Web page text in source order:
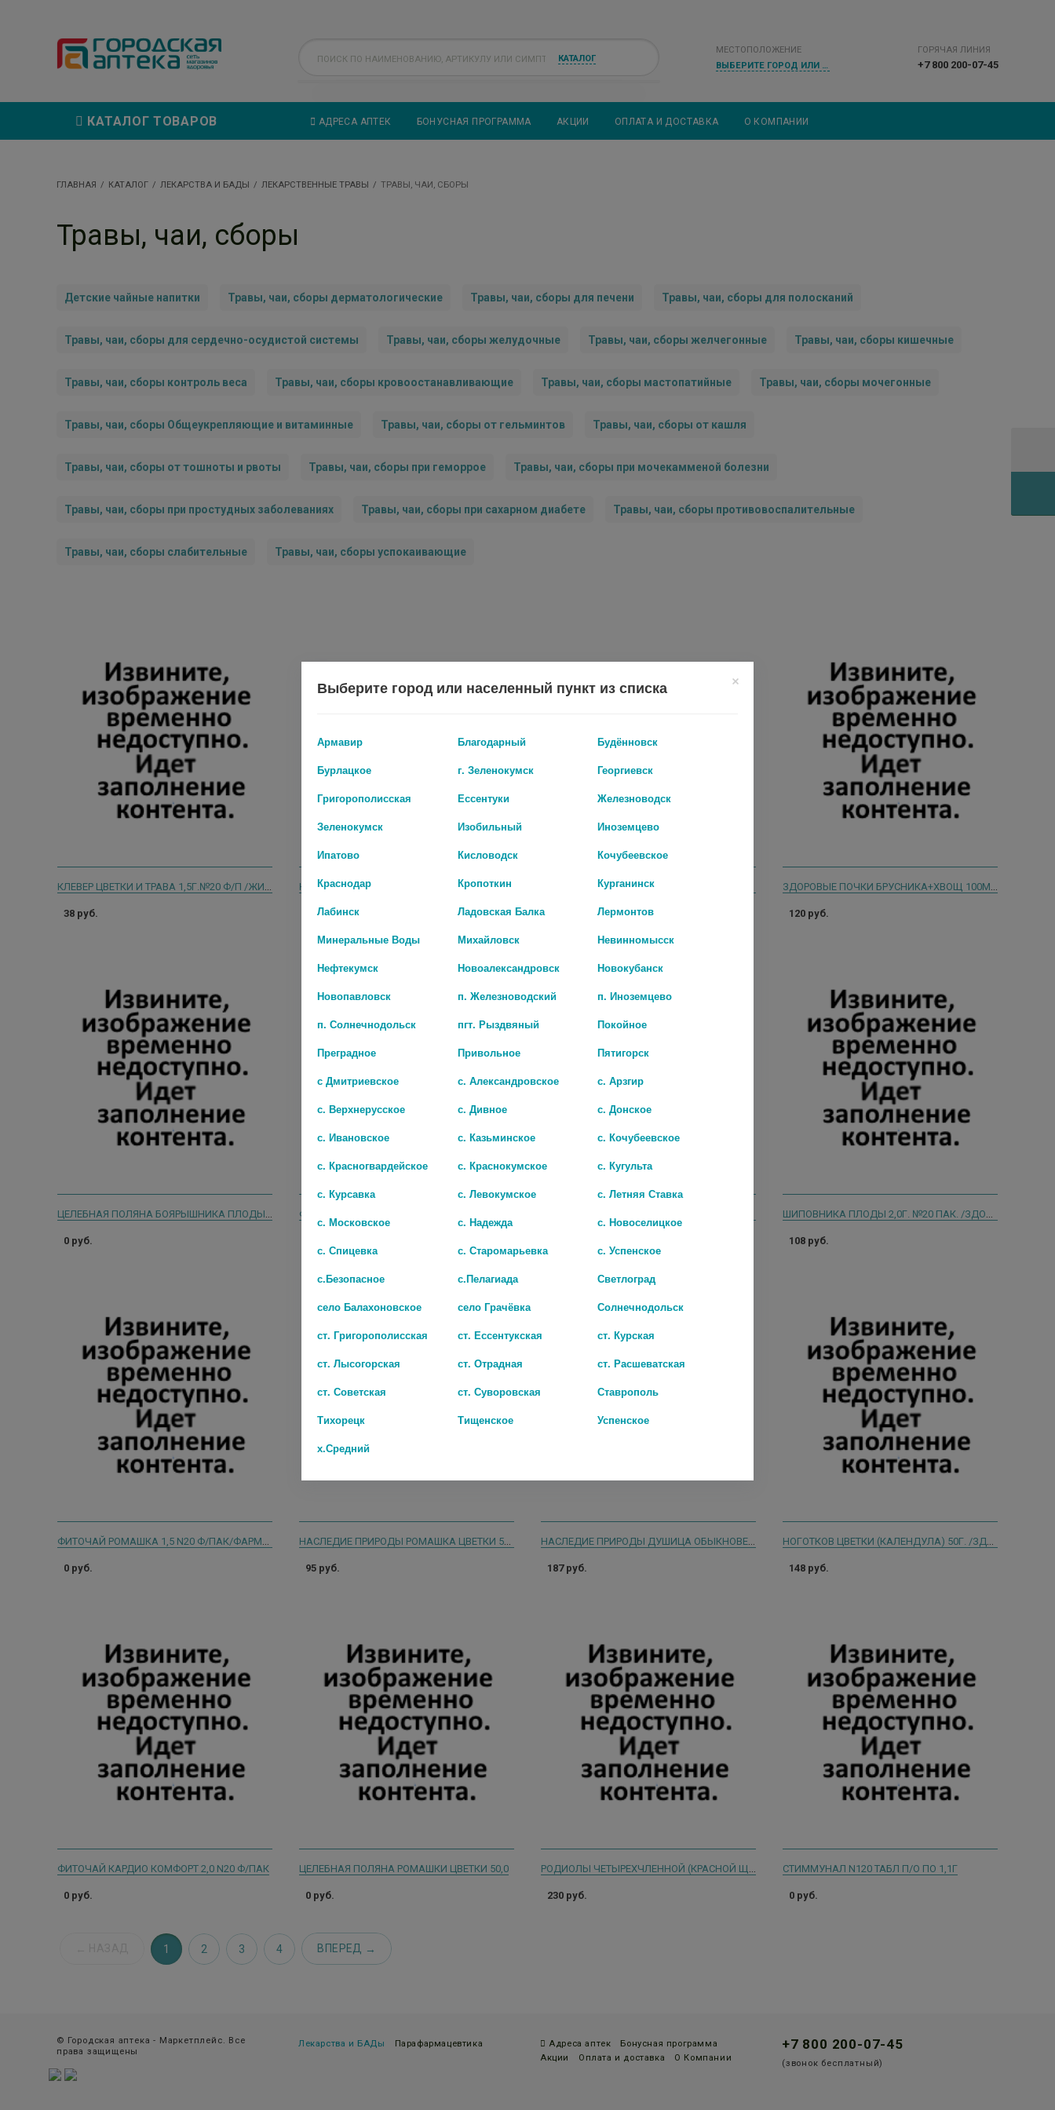
КАТАЛОГ
МЕСТОПОЛОЖЕНИЕ
ВЫБЕРИТЕ ГОРОД ИЛИ НАСЕЛЕННЫЙ ПУНКТ
ГОРЯЧАЯ ЛИНИЯ
+7 800 200-07-45
АДРЕСА АПТЕК БОНУСНАЯ ПРОГРАММА АКЦИИ ОПЛАТА И ДОСТАВКА О КОМПАНИИ
КАТАЛОГ ТОВАРОВ
ГЛАВНАЯ КАТАЛОГ ЛЕКАРСТВА И БАДЫ ЛЕКАРСТВЕННЫЕ ТРАВЫ ТРАВЫ, ЧАИ, СБОРЫ
Травы, чаи, сборы
Детские чайные напитки Травы, чаи, сборы дерматологические Травы, чаи, сборы для печени Травы, чаи, сборы для полосканий
Травы, чаи, сборы для сердечно-осудистой системы Травы, чаи, сборы желудочные Травы, чаи, сборы желчегонные Травы, чаи, сборы кишечные
Травы, чаи, сборы контроль веса Травы, чаи, сборы кровоостанавливающие Травы, чаи, сборы мастопатийные Травы, чаи, сборы мочегонные
Травы, чаи, сборы Общеукрепляющие и витаминные Травы, чаи, сборы от гельминтов Травы, чаи, сборы от кашля
Травы, чаи, сборы от тошноты и рвоты Травы, чаи, сборы при геморрое Травы, чаи, сборы при мочекамменой болезни
Травы, чаи, сборы при простудных заболеваниях Травы, чаи, сборы при сахарном диабете Травы, чаи, сборы противовоспалительные
Травы, чаи, сборы слабительные Травы, чаи, сборы успокаивающие
КЛЕВЕР ЦВЕТКИ И ТРАВА 1,5Г.№20 Ф/П /ЖИВОЙ ИСТОЧНИК ХЕРБЕС/
38 руб.
КЛЕВЕР ЛУГОВОЙ 50Г. ТРАВА /ЖИВОЙ ИСТОЧНИК ХЕРБЕС/
36 руб.
ЗДОРОВЫЕ ПОЧКИ БРУСНИКА+ХВОЩ 100МГ. №40 ТАБ.
120 руб.
ЦЕЛЕБНАЯ ПОЛЯНА БОЯРЫШНИКА ПЛОДЫ 100Г.
0 руб.
ШИПОВНИКА ПЛОДЫ 2,0Г. №20 ПАК. /ЗДОРОВЬЕ/
108 руб.
ФИТОЧАЙ РОМАШКА 1,5 N20 Ф/ПАК/ФАРМГРУПП
0 руб.
НАСЛЕДИЕ ПРИРОДЫ РОМАШКА ЦВЕТКИ 50Г.
95 руб.
НАСЛЕДИЕ ПРИРОДЫ ДУШИЦА ОБЫКНОВЕННАЯ 50Г. /КАМЕЛИЯ/
187 руб.
НОГОТКОВ ЦВЕТКИ (КАЛЕНДУЛА) 50Г. /ЗДОРОВЬЕ/ 0457
148 руб.
ФИТОЧАЙ КАРДИО КОМФОРТ 2,0 N20 Ф/ПАК
0 руб.
ЦЕЛЕБНАЯ ПОЛЯНА РОМАШКИ ЦВЕТКИ 50,0
0 руб. 230 руб.
СТИММУНАЛ N120 ТАБЛ П/О ПО 1,1Г
0 руб.
1 2 3 4 ВПЕРЕД
© Городская аптека - Маркетплейс. Все
права защищены
Лекарства и БАДы Парафармацевтика Адреса аптек
Бонусная программа
Акции
Оплата и доставка О Компании
+7 800 200-07-45
(звонок бесплатный)
Выберите город или населенный пункт из списка
Армавир Благодарный
Будённовск
Бурлацкое
г. Зеленокумск
Георгиевск
Григорополисская
Ессентуки
Железноводск
Зеленокумск
Изобильный
Иноземцево
Ипатово
Кисловодск
Кочубеевское
Краснодар
Кропоткин
Курганинск
Лабинск
Ладовская Балка
Лермонтов
Минеральные Воды
Михайловск
Невинномысск
Нефтекумск
Новоалександровск
Новокубанск
Новопавловск
п. Железноводский
п. Иноземцево
п. Солнечнодольск
пгт. Рыздвяный
Покойное
Преградное
Привольное
Пятигорск
с Дмитриевское
с. Александровское
с. Арзгир
с. Верхнерусское
с. Дивное
с. Донское
с. Ивановское
с. Казьминское
с. Кочубеевское
с. Красногвардейское
с. Краснокумское
с. Кугульта
с. Курсавка
с. Левокумское
с. Летняя Ставка
с. Московское
с. Надежда
с. Новоселицкое
с. Спицевка
с. Старомарьевка
с. Успенское
с.Безопасное
с.Пелагиада
Светлоград
село Балахоновское
село Грачёвка
Солнечнодольск
ст. Григорополисская
ст. Ессентукская
ст. Курская
ст. Лысогорская
ст. Отрадная
ст. Расшеватская
ст. Советская
ст. Суворовская
Ставрополь
Тихорецк
Тищенское
Успенское
х.Средний